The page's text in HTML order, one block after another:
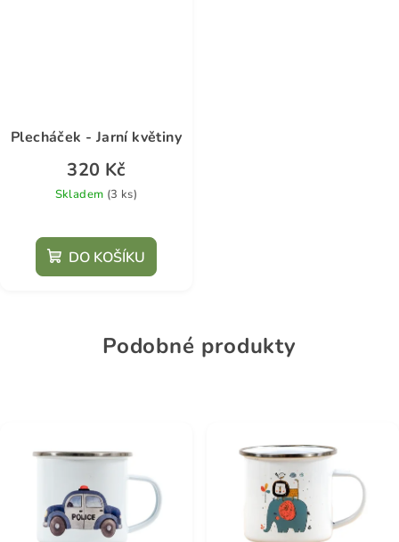
Plecháček - Jarní květiny
320 Kč
Skladem (3 ks)
DO KOŠÍKU
Podobné produkty